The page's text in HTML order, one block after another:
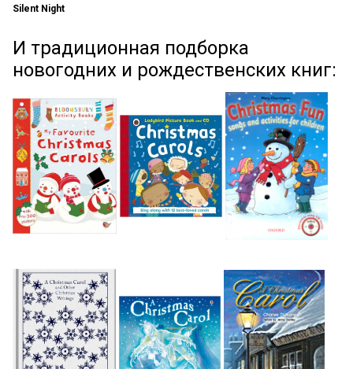
Silent Night
И традиционная подборка
новогодних и рождественских книг: